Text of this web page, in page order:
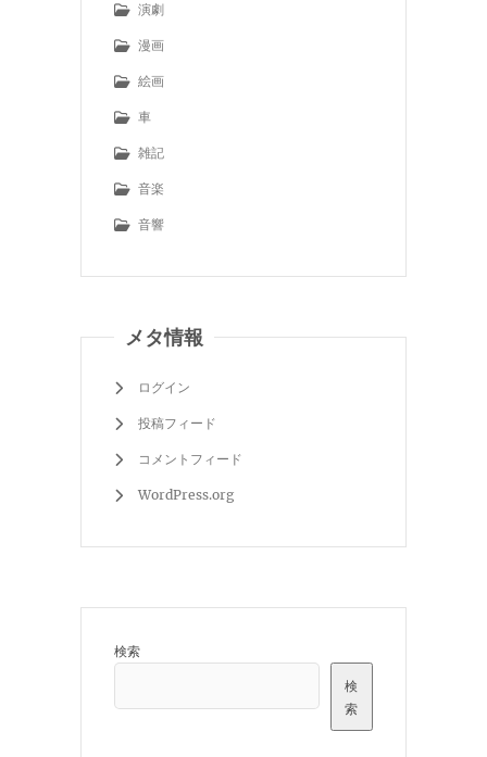
演劇
漫画
絵画
車
雑記
音楽
音響
メタ情報
ログイン
投稿フィード
コメントフィード
WordPress.org
検索
検
索